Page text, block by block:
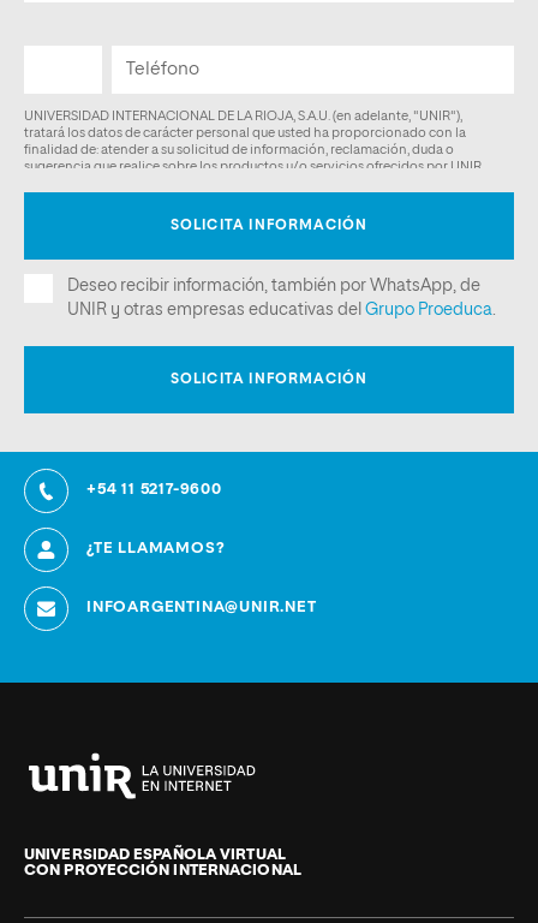
+54 11 5217-9600
¿TE LLAMAMOS?
INFOARGENTINA@UNIR.NET
de
La
UNIVERSIDAD ESPAÑOLA VIRTUAL
CON PROYECCIÓN INTERNACIONAL